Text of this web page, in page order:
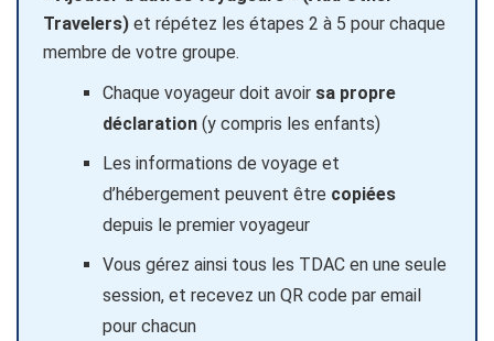
Travelers) et répétez les étapes 2 à 5 pour chaque
membre de votre groupe.
Chaque voyageur doit avoir sa propre
déclaration (y compris les enfants)
Les informations de voyage et
d’hébergement peuvent être copiées
depuis le premier voyageur
Vous gérez ainsi tous les TDAC en une seule
session, et recevez un QR code par email
pour chacun